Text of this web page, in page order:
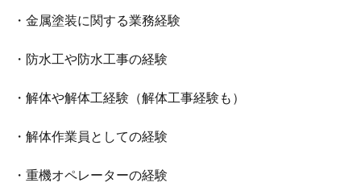
・金属塗装に関する業務経験
・防水工や防水工事の経験
・解体や解体工経験（解体工事経験も）
・解体作業員としての経験
・重機オペレーターの経験